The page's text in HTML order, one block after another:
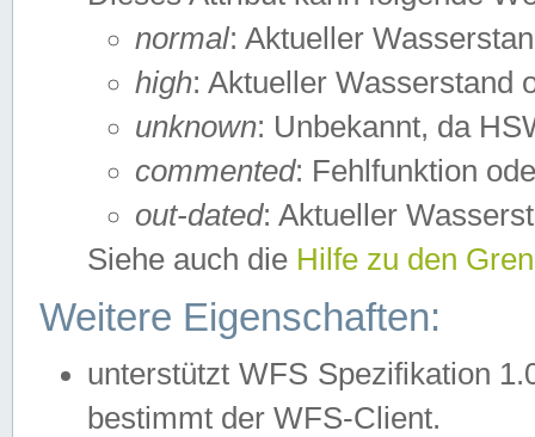
normal: Aktueller
high: Aktueller Wasserstand
unknown: Unbekannt, da
commented: Fehlfunktion
out-dated: Aktueller
Siehe auch die Hilfe zu den
Weitere Eigenschaften:
unterstützt WFS Spezifikation
bestimmt der WFS-Client.